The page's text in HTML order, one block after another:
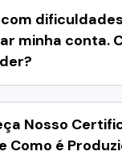
minha conta.
Nosso
Como é